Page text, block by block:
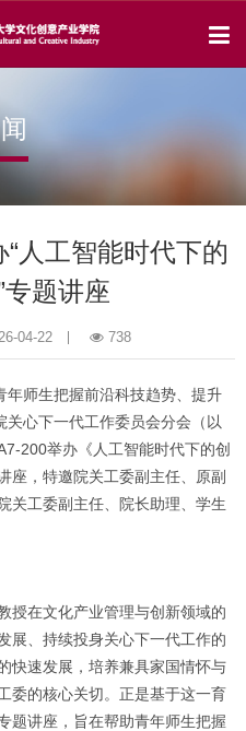
人工智能时代下的
专题讲座
04-22 738
年师生把握前沿科技趋势、提升
心下一代工作委员会分会（以
200举办《人工智能时代下的创
，特邀院关工委副主任、原副
关工委副主任、院长助理、学生
授在文化产业管理与创新领域的
展、持续投身关心下一代工作的
快速发展，培养兼具家国情怀与
委的核心关切。正是基于这一育
题讲座，旨在帮助青年师生把握